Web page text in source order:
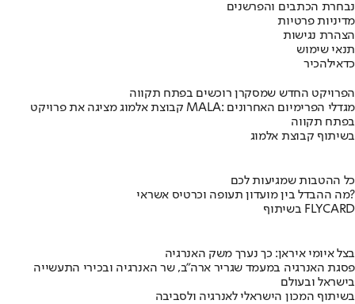
נבחרת הכתבים והפרשנים
מדיניות פרטיות
הצהרת נגישות
תנאי שימוש
כדאילהכיר
הפרויקט החדש שמסקרן רוכשים בפתח תקווה
קבוצת אלמוג מציגה את פרויקט MALA: מגדלי הפרימיום האחרונים
בפתח תקווה
בשיתוף קבוצת אלמוג
כל ההטבות שמגיעות לכם
מה ההבדל בין מועדון תעופה וכרטיס אשראי?
בשיתוף FLYCARD
בצל איומי איראן: כך נערך משק האנרגיה
פסגת האנרגיה במעמד שגריר ארה"ב, שר האנרגיה ובכירי התעשייה
בישראל ובעולם
בשיתוף המכון הישראלי לאנרגיה ולסביבה